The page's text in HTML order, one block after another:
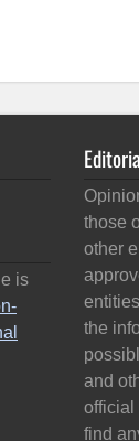
is
those
other
the
and
official
find